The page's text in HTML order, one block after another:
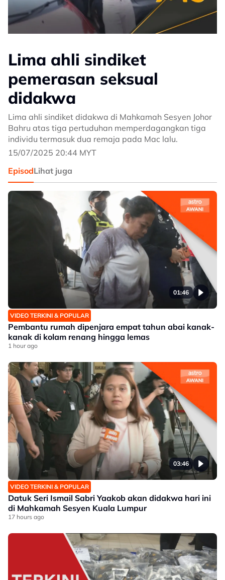
Lima ahli sindiket
pemerasan seksual
didakwa
Lima ahli sindiket didakwa di Mahkamah Sesyen Johor
Bahru atas tiga pertuduhan memperdagangkan tiga
individu termasuk dua remaja pada Mac lalu.
15/07/2025 20:44 MYT
EpisodLihat juga
01:46
VIDEO TERKINI & POPULAR
Pembantu rumah dipenjara empat tahun abai kanak-
kanak di kolam renang hingga lemas
1 hour ago
03:46
VIDEO TERKINI & POPULAR
Datuk Seri Ismail Sabri Yaakob akan didakwa hari ini
di Mahkamah Sesyen Kuala Lumpur
17 hours ago